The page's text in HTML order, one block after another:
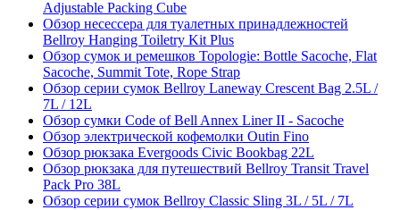
Adjustable Packing Cube
Обзор несессера для туалетных принадлежностей
Bellroy Hanging Toiletry Kit Plus
Обзор сумок и ремешков Topologie: Bottle Sacoche, Flat
Sacoche, Summit Tote, Rope Strap
Обзор серии сумок Bellroy Laneway Crescent Bag 2.5L /
7L / 12L
Обзор сумки Code of Bell Annex Liner II - Sacoche
Обзор электрической кофемолки Outin Fino
Обзор рюкзака Evergoods Civic Bookbag 22L
Обзор рюкзака для путешествий Bellroy Transit Travel
Pack Pro 38L
Обзор серии сумок Bellroy Classic Sling 3L / 5L / 7L